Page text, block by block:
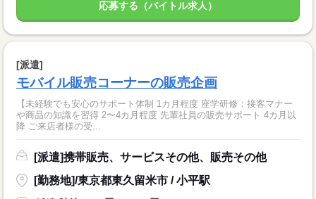
応募する（バイトル求人）
[派遣]
モバイル販売コーナーの販売企画
【未経験でも安心のサポート体制 1カ月程度 座学研修：接客マナー
や商品の知識を習得 2〜4カ月程度 先輩社員の販売サポート 4カ月以
降 ご来店者様の受...
[派遣]携帯販売、サービスその他、販売その他
[勤務地]/東京都東久留米市 / 小平駅